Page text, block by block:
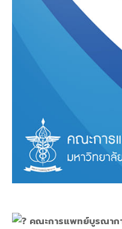
คณะการแพทย์บูรณาก